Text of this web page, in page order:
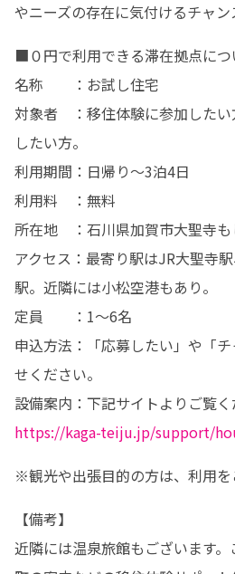
やニーズの存在に気付けるチャン
■０円で利用できる滞在拠点につ
名称　　：お試し住宅
対象者　：移住体験に参加した
したい方。
利用期間：日帰り～3泊4日
利用料　：無料
所在地　：石川県加賀市大聖寺
アクセス：最寄り駅はJR大聖寺
駅。近隣には小松空港もあり。
定員　　：1～6名
申込方法：「応募したい」や「
せください。
https://kaga-teiju.jp/support/
※観光や出張目的の方は、利用
【備考】
近隣には温泉旅館もございます。